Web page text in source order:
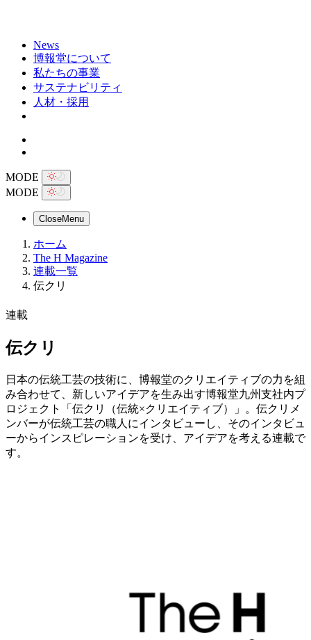
News
博報堂について
私たちの事業
サステナビリティ
人材・採用
MODE
MODE
CloseMenu
ホーム
The H Magazine
連載一覧
伝クリ
連載
伝クリ
日本の伝統工芸の技術に、博報堂のクリエイティブの力を組
み合わせて、新しいアイデアを生み出す博報堂九州支社内プ
ロジェクト「伝クリ（伝統×クリエイティブ）」。伝クリメ
ンバーが伝統工芸の職人にインタビューし、そのインタビュ
ーからインスピレーションを受け、アイデアを考える連載で
す。